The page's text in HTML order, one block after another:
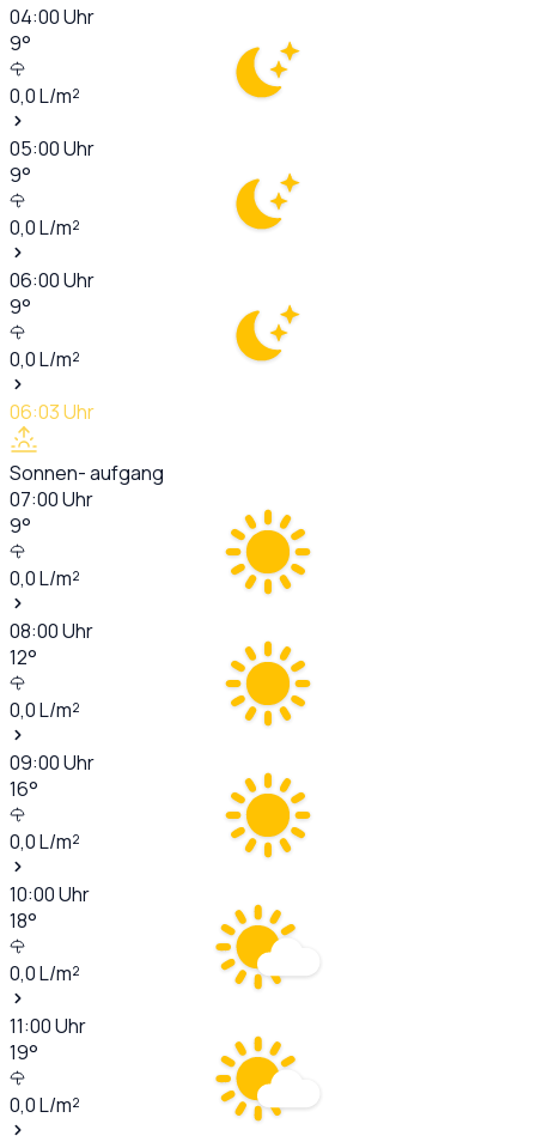
04:00Uhr
9°
0,0L/m²
05:00Uhr
9°
0,0L/m²
06:00Uhr
9°
0,0L/m²
06:03Uhr
Sonnen- aufgang
07:00Uhr
9°
0,0L/m²
08:00Uhr
12°
0,0L/m²
09:00Uhr
16°
0,0L/m²
10:00Uhr
18°
0,0L/m²
11:00Uhr
19°
0,0L/m²